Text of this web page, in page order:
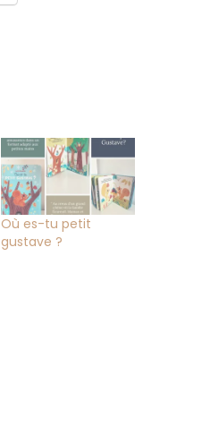
Où es-tu petit
gustave ?